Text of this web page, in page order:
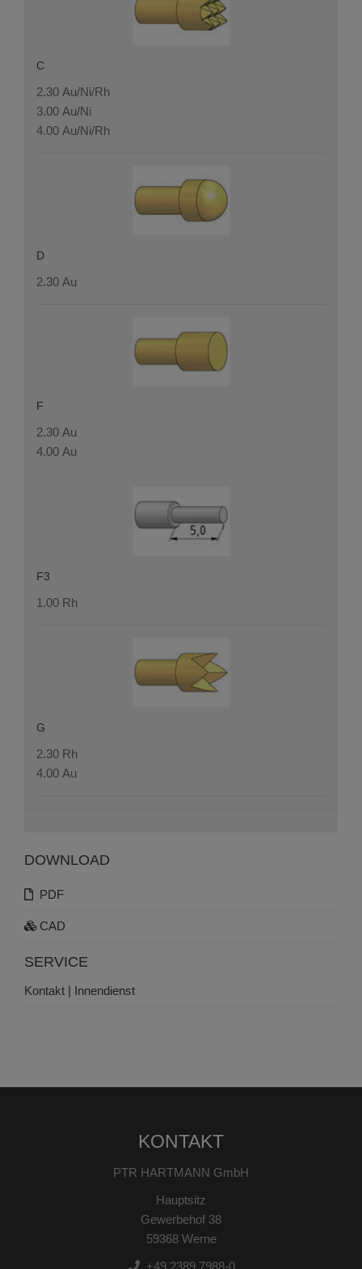
C
2.30 Au/Ni/Rh
3.00 Au/Ni
4.00 Au/Ni/Rh
D
2.30 Au
F
2.30 Au
4.00 Au
F3
1.00 Rh
G
2.30 Rh
4.00 Au
DOWNLOAD
PDF
CAD
SERVICE
Kontakt | Innendienst
KONTAKT
PTR HARTMANN GmbH
Hauptsitz
Gewerbehof 38
59368 Werne
+49 2389 7988-0